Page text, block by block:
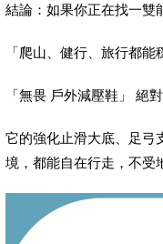
結論：如果你正在找一雙
「爬山、健行、旅行都能
「無畏 戶外減壓鞋」 絕
它的強化止滑大底、足弓
境，都能自在行走，不